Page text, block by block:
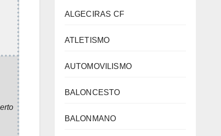
ALGECIRAS CF
ATLETISMO
AUTOMOVILISMO
BALONCESTO
BALONMANO